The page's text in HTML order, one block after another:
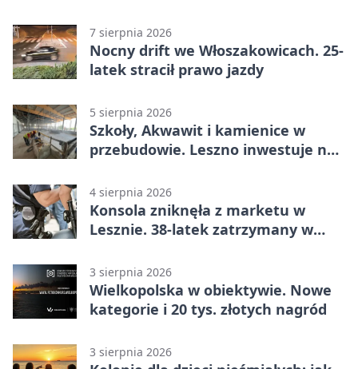
7 sierpnia 2026
Nocny drift we Włoszakowicach. 25-
latek stracił prawo jazdy
5 sierpnia 2026
Szkoły, Akwawit i kamienice w
przebudowie. Leszno inwestuje na
4 sierpnia 2026
Konsola zniknęła z marketu w
Lesznie. 38-latek zatrzymany w
3 sierpnia 2026
Wielkopolska w obiektywie. Nowe
kategorie i 20 tys. złotych nagród
3 sierpnia 2026